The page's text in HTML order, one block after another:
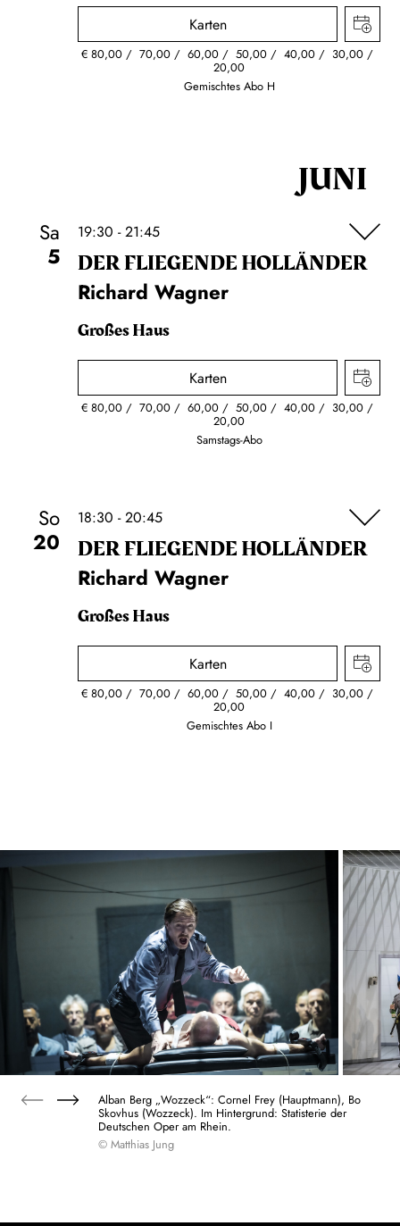
Karten
€80,00 70,00 60,00 50,00 40,00 30,00
20,00
Gemischtes Abo H
JUNI
Sa
5
19:30 - 21:45
DER FLIE­GEN­DE HOL­LÄN­DER
Richard Wagner
Großes Haus
Karten
€80,00 70,00 60,00 50,00 40,00 30,00
20,00
Samstags-Abo
So
20
18:30 - 20:45
DER FLIE­GEN­DE HOL­LÄN­DER
Richard Wagner
Großes Haus
Karten
€80,00 70,00 60,00 50,00 40,00 30,00
20,00
Gemischtes Abo I
Alban Berg „Wozzeck“: Cornel Frey (Hauptmann), Bo
Skovhus (Wozzeck). Im Hintergrund: Statisterie der
Deutschen Oper am Rhein.
© Matthias Jung